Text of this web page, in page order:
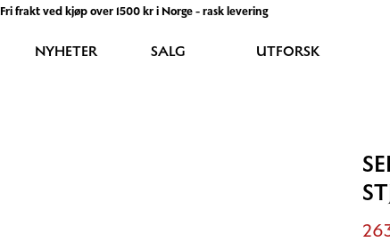
Fri frakt ved kjøp over 1500 kr i Norge - rask levering
NYHETER SALG UTFORSK